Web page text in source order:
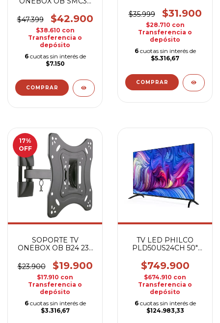
$47.399
$42.900
$38.610 con
Transferencia o
depósito
6 cuotas sin interés de
$7.150
$35.999
$31.900
$28.710 con
Transferencia o
depósito
6 cuotas sin interés de
$5.316,67
17%
OFF
SOPORTE TV
ONEBOX OB B24 23''
$23.900
$19.900
$17.910 con
Transferencia o
depósito
6 cuotas sin interés de
$3.316,67
TV LED PHILCO
PLD50US24CH 50"
$749.900
$674.910 con
Transferencia o
depósito
6 cuotas sin interés de
$124.983,33